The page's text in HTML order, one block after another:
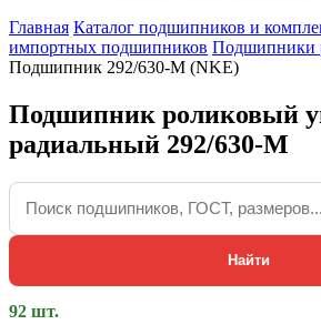
Главная Каталог подшипников и
импортных подшипников Подшипники
Подшипник 292/630-M (NKE)
Подшипник роликовый
радиальный 292/630-M
Найти
92 шт.